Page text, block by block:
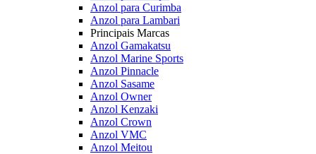
Anzol para Curimba
Anzol para Lambari
Principais Marcas
Anzol Gamakatsu
Anzol Marine Sports
Anzol Pinnacle
Anzol Sasame
Anzol Owner
Anzol Kenzaki
Anzol Crown
Anzol VMC
Anzol Meitou